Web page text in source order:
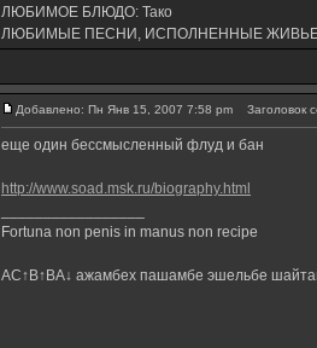
ЛЮБИМОЕ БЛЮДО: Тако
ЛЮБИМЫЕ ПЕСНИ, ИСПОЛНЕННЫЕ
Добавлено: Пн Янв 15, 2007 7:58 pm Заголовок
еще один бессмысленный флуд и бан
http://www.soad.msk.ru/biography.html
Fortuna non penis in manus non recipe
AC↑B↑BA↓ ажамбех пашамбе эшельбе